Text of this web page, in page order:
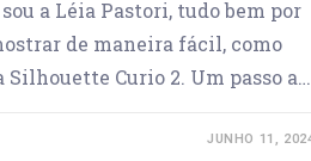
a Léia Pastori, tudo bem por
de maneira fácil, como
Curio 2. Um passo a…
JUNHO 11,